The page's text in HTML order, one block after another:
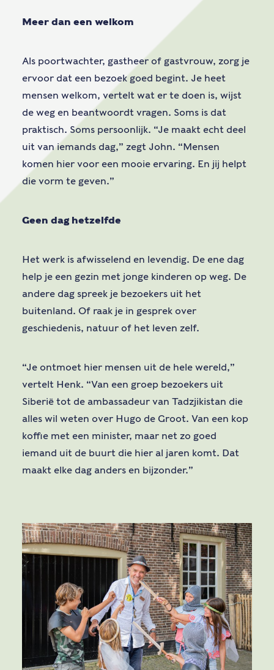
Meer dan een welkom
Als poortwachter, gastheer of gastvrouw, zorg je
ervoor dat een bezoek goed begint. Je heet
mensen welkom, vertelt wat er te doen is, wijst
de weg en beantwoordt vragen. Soms is dat
praktisch. Soms persoonlijk. “Je maakt echt deel
uit van iemands dag,” zegt John. “Mensen
komen hier voor een mooie ervaring. En jij helpt
die vorm te geven.”
Geen dag hetzelfde
Het werk is afwisselend en levendig. De ene dag
help je een gezin met jonge kinderen op weg. De
andere dag spreek je bezoekers uit het
buitenland. Of raak je in gesprek over
geschiedenis, natuur of het leven zelf.
“Je ontmoet hier mensen uit de hele wereld,”
vertelt Henk. “Van een groep bezoekers uit
Siberië tot de ambassadeur van Tadzjikistan die
alles wil weten over Hugo de Groot. Van een kop
koffie met een minister, maar net zo goed
iemand uit de buurt die hier al jaren komt. Dat
maakt elke dag anders en bijzonder.”